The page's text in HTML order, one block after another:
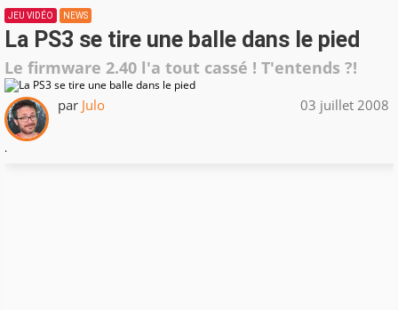
JEU VIDÉO NEWS
La PS3 se tire une balle dans le pied
Le firmware 2.40 l'a tout cassé ! T'entends ?!
par Julo 03 juillet 2008
.